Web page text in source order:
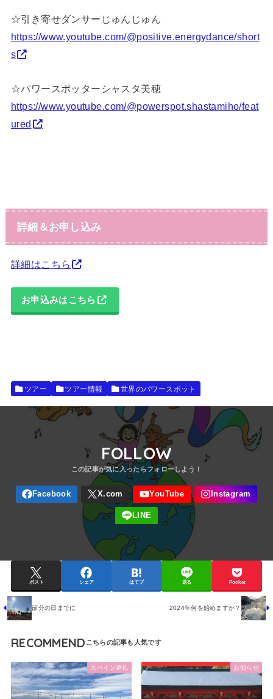
☆引き寄せダンサーじゅんじゅん
https://www.youtube.com/@positive.energydance/short
s
☆パワースポッターシャスタ美穂
https://www.youtube.com/@powerspot.shastamiho/feat
ured
詳細＆お申し込み
詳細はこちら
お申込みはこちら
ツアー ツアー情報 世界のパワースポット
FOLLOW
ポスト シェア はてブ 送る Pocket
節分の日までに 2024年何を始めますか？
RECOMMEND
スペイン巡礼 お知らせ